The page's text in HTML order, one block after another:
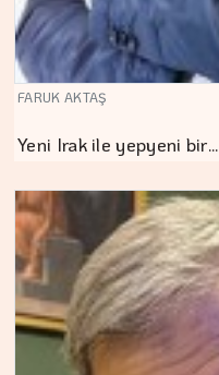
FARUK AKTAŞ
Yeni Irak ile yepyeni bir…